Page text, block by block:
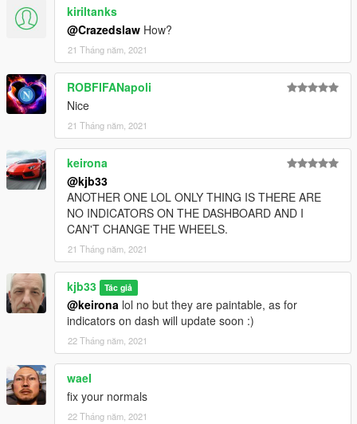
kiriltanks
@Crazedslaw How?
21 Tháng năm, 2021
ROBFIFANapoli
Nice
21 Tháng năm, 2021
keirona
@kjb33
ANOTHER ONE LOL ONLY THING IS THERE ARE
NO INDICATORS ON THE DASHBOARD AND I
CAN'T CHANGE THE WHEELS.
21 Tháng năm, 2021
kjb33 Tác giả
@keirona lol no but they are paintable, as for
indicators on dash will update soon :)
22 Tháng năm, 2021
waeI
fix your normals
22 Tháng năm, 2021